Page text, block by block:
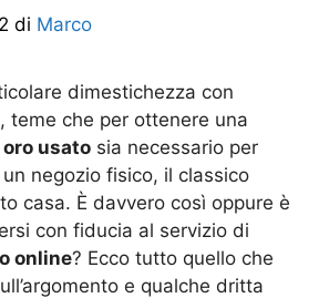
di Marco
dimestichezza con
teme che per ottenere una
usato sia necessario per
negozio fisico, il classico
casa. È davvero così oppure è
con fiducia al servizio di
online? Ecco tutto quello che
e qualche dritta